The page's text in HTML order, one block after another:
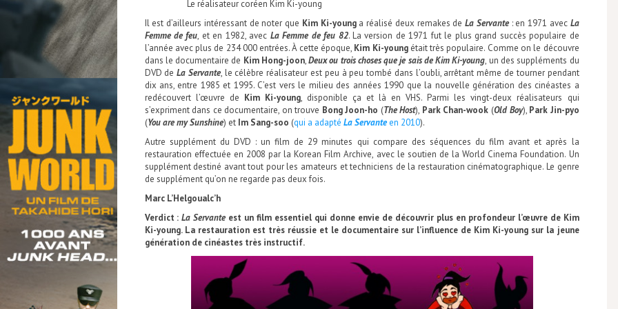
Le réalisateur coréen Kim Ki-young
Il est d’ailleurs intéressant de noter que Kim Ki-younga réalisé deux remakes de La Servante: en 1971 avec La
Femme de feu, et en 1982, avec La Femme de feu 82. La version de 1971 fut le plus grand succès populaire de
l’année avec plus de 234 000 entrées. À cette époque, Kim Ki-youngétait très populaire. Comme on le découvre
dans le documentaire de Kim Hong-joon,Deux ou trois choses que je sais deKim Ki-young, un des suppléments du
DVD deLa Servante, le célèbre réalisateur est peu à peu tombé dans l’oubli, arrêtant même de tourner pendant
dix ans, entre 1985 et 1995. C’est vers le milieu des années 1990 que la nouvelle génération des cinéastes a
redécouvert l’œuvre de Kim Ki-young, disponible ça et là en VHS. Parmi les vingt-deux réalisateurs qui
s’expriment dans ce documentaire, on trouve Bong Joon-ho (The Host), Park Chan-wook (Old Boy), Park Jin-pyo
(You are my Sunshine) et Im Sang-soo (qui a adapté La Servanteen 2010).
Autre supplément du DVD : un film de 29 minutes qui compare des séquences du film avant et après la
restauration effectuée en 2008 par la Korean Film Archive, avec le soutien de la World Cinema Foundation. Un
supplément destiné avant tout pour les amateurs et techniciens de la restauration cinématographique. Le genre
de supplément qu’on ne regarde pas deux fois.
Marc L’Helgoualc’h
Verdict :La Servante est un film essentiel qui donne envie de découvrir plus en profondeur l’œuvre de Kim
Ki-young. La restauration est très réussie et le documentaire sur l’influence de Kim Ki-young sur la jeune
génération de cinéastes très instructif.